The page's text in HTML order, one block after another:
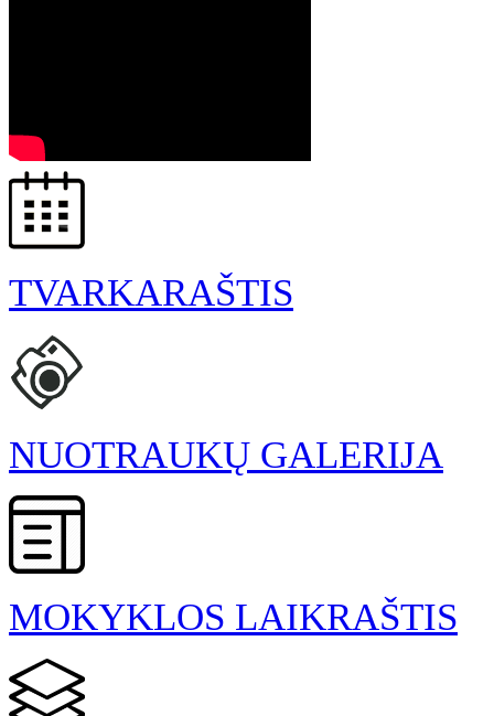
TVARKARAŠTIS
NUOTRAUKŲ GALERIJA
MOKYKLOS LAIKRAŠTIS